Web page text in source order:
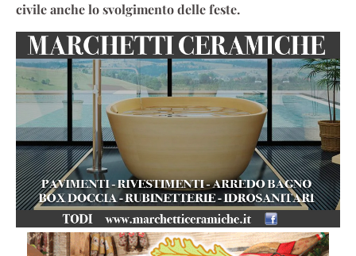
civile anche lo svolgimento delle feste.